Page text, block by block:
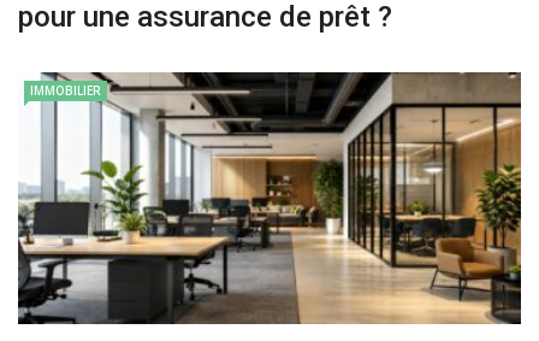
pour une assurance de prêt ?
IMMOBILIER